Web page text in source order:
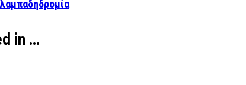
in …